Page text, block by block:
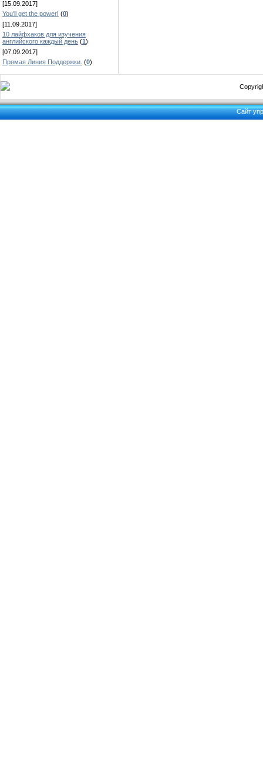
[15.09.2017]
You'll get the power! (0)
[11.09.2017]
10 лайфхаков для изучения
английского каждый день (1)
[07.09.2017]
Прямая Линия Поддержки. (0)
Сайт